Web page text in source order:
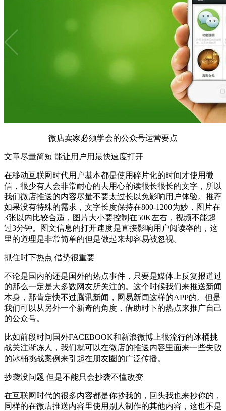
微店卖家必须学会的公众号运营要点
文章尽量简短 能让用户用最快速度打开
在移动互联网时代用户基本都是使用碎片化的时间才使用微
信，很少有人会非常耐心的去用心的读很长很长的文字，所以
我们微店推送的内容尽量不要太过长以免影响用户体验。推荐
如果没有特殊的需求，文字长度保持在800-1200为妙，图片在
3张以内比较合适，图片大小要控制在50K左右，视频不能超
过3分钟。图文信息的打开速度是直接影响用户阅读率的，这
里的道理是非常简单的但是做起来却容易被忽视。
抓住时下热点 借势很重要
不论是国内的还是国外的热点事件，只要是媒体上反复报道过
的那么一定是大多数网友所关注的。这个时候我们来推送新闻
本身，那肯定快不过腾讯新闻，网易新闻这样的APP的。但是
我们可以从另外一个新奇的角度，借助时下的热点来推广自己
的公众号。
比如前段时间国外FACEBOOK和新浪微博上很流行的冰桶挑
战关注渐冻人，我们就可以在微店的推送内容里面来一些失败
的冰桶挑战案例来引起在朋友圈的广泛传播。
抄袭没问题 但是不能只会抄袭不懂改变
在互联网时代的很多内容都是你抄我的，回头我也来抄你的，
同样的在微店推送内容里使用别人制作的其他内容，这也不是